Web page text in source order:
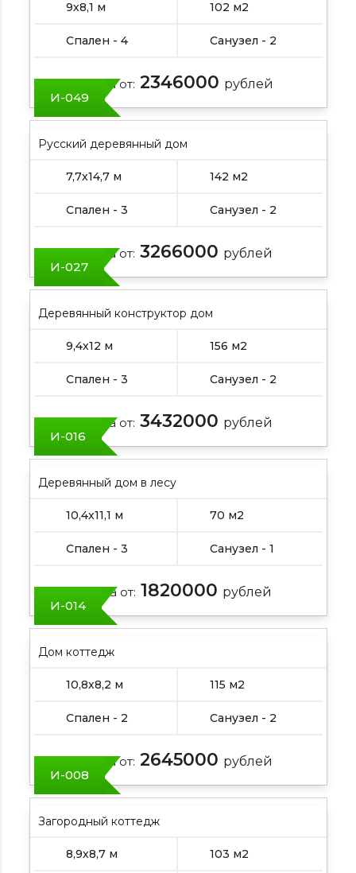
9х8,1 м 102 м2
Спален - 4 Санузел - 2
Цена от: 2346000 рублей
И-049
Русский деревянный дом
7,7х14,7 м 142 м2
Спален - 3 Санузел - 2
Цена от: 3266000 рублей
И-027
Деревянный конструктор дом
9,4х12 м 156 м2
Спален - 3 Санузел - 2
Цена от: 3432000 рублей
И-016
Деревянный дом в лесу
10,4х11,1 м 70 м2
Спален - 3 Санузел - 1
Цена от: 1820000 рублей
И-014
Дом коттедж
10,8х8,2 м 115 м2
Спален - 2 Санузел - 2
Цена от: 2645000 рублей
И-008
Загородный коттедж
8,9х8,7 м 103 м2